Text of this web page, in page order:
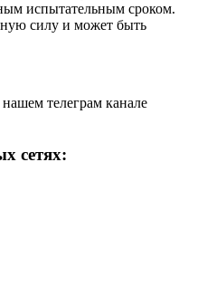
испытательным сроком.
силу и может быть
телеграм канале
сетях: